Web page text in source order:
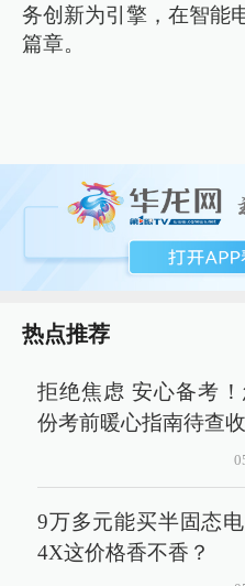
务创新为引擎，在智能
篇章。
热点推荐
拒绝焦虑 安心备考
份考前暖心指南待查收
9万多元能买半固态
4X这价格香不香？